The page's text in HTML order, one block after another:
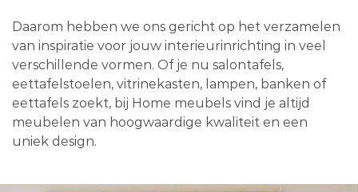
Daarom hebben we ons gericht op het verzamelen
van inspiratie voor jouw interieurinrichting in veel
verschillende vormen. Of je nu salontafels,
eettafelstoelen, vitrinekasten, lampen, banken of
eettafels zoekt, bij Home meubels vind je altijd
meubelen van hoogwaardige kwaliteit en een
uniek design.